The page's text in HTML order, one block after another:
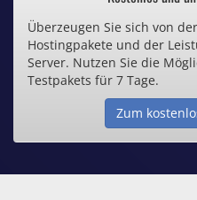
Inklusive
Webspace ab
Günstige
Überzeugen Sie sich von
Hostingpakete und der
Server. Nutzen Sie die
Testpakets für 7 Tage.
Zum